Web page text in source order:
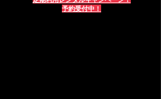
予約受付中！